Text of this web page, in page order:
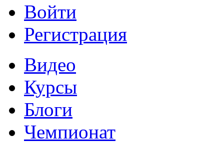
Войти
Регистрация
Видео
Курсы
Блоги
Чемпионат